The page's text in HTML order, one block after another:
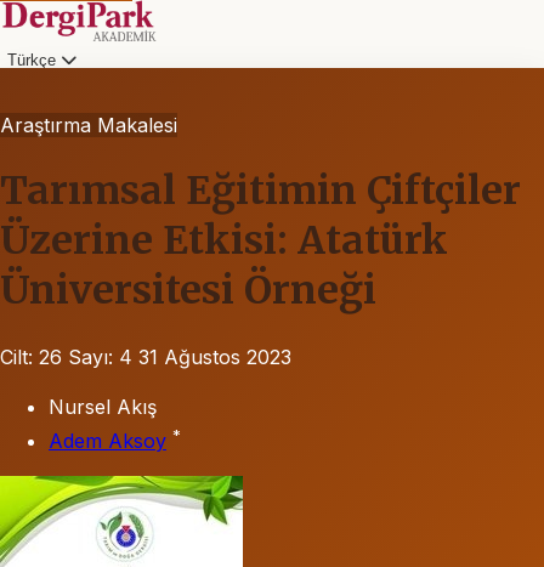
Türkçe
Araştırma Makalesi
Tarımsal Eğitimin Çiftçiler
Üzerine Etkisi: Atatürk
Üniversitesi Örneği
Cilt: 26 Sayı: 4 31 Ağustos 2023
Nursel Akış
Adem Aksoy *